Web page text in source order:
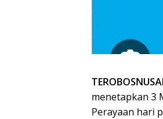
menetapkan 3
Perayaan hari